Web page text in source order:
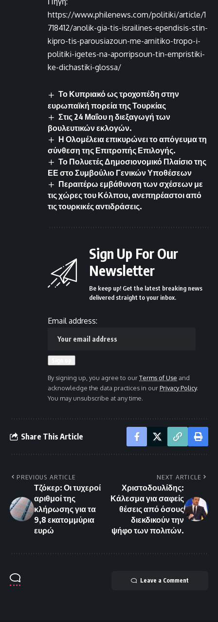
https://www.philenews.com/politiki/article/1
718412/anolik-gia-tis-israilines-ependisis-stin-
kipro-tis-parousiazoun-me-arnitiko-tropo-i-
politiki-igetes-na-aporripsoun-tin-empristiki-
ke-dichastiki-glossa/
Το Κυπριακό ως τροχοπέδη στην
ευρωπαϊκή πορεία της Τουρκίας
Στις 24 Μαΐου η διεξαγωγή των
βουλευτικών εκλογών.
Η Ολομέλεια επικυρώνει το απόγευμα τη
σύνθεση της Επιτροπής Επιλογής.
Το Πολυετές Δημοσιονομικό Πλαίσιο της
ΕΕ στο Συμβούλιο Γενικών Υποθέσεων
Περαιτέρω εμβάθυνση των σχέσεων με
τις χώρες του Κόλπου, ανεπηρέαστοι από
τις τουρκικές αντιδράσεις.
Sign Up For Our
Newsletter
Be keep up! Get the latest breaking news
delivered straight to your inbox.
Email address:
By signing up, you agree to ourTerms of Use and
acknowledge the data practices in ourPrivacy Policy.
You may unsubscribe at any time.
Share This Article
PREVIOUS ARTICLE
Τζόκερ: Οι τυχεροί
αριθμοί της
κλήρωσης για τα
9,8 εκατομμύρια
ευρώ
NEXT ARTICLE
Χριστοδουλίδης:
Κάλεσμα για σαφείς
θέσεις από όσους
διεκδικούν την
ψήφο των πολιτών.
Leave a Comment